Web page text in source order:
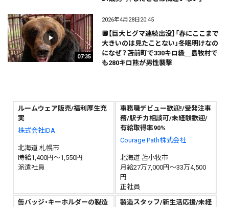
07:35
2026年4月28日20:45
🔲【巨大ヒグマ連続出没】「春にここまで
大きいのは見たことない」冬眠明けなの
になぜ？苫前町で330キロ級＿島牧村で
も280キロ熊が男性襲撃
ルームウェア販売/福利厚生充
実
株式会社iDA
北海道 札幌市
時給1,400円～1,550円
派遣社員
事務職デビュー歓迎!/受発注事
務/駅チカ相談可/未経験歓迎/
有給取得率90%
Courage Path株式会社
北海道 苫小牧市
月給27万7,000円～33万4,500
円
正社員
缶バッジ・キーホルダーの製造
製造スタッフ/新生活応援/未経